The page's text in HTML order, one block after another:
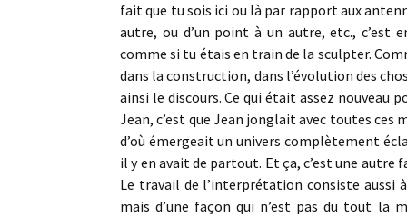
fait que tu sois ici ou là par rapport aux
autre, ou d’un point à un autre, etc., c’est
comme si tu étais en train de la sculpter.
dans la construction, dans l’évolution des
ainsi le discours. Ce qui était assez nouveau
Jean, c’est que Jean jonglait avec toutes ces
d’où émergeait un univers complètement
il y en avait de partout. Et ça, c’est une autre
Le travail de l’interprétation consiste aussi
mais d’une façon qui n’est pas du tout la